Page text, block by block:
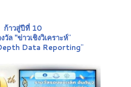
ก้าวสู่ปีที่ 10
วัล "ข่าวเชิงวิเคราะห์"
Data Reporting"